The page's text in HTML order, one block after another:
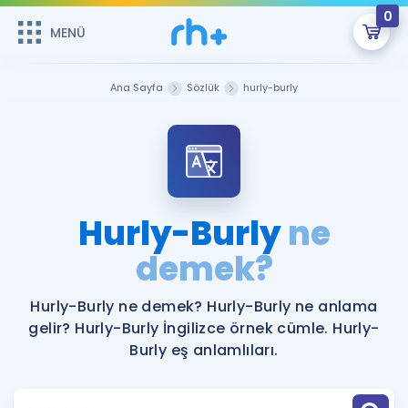
MENÜ
0
Şifremi Hatırlamıyorum
Sepetin Şu An Boş.
Remzi Hoca ile seni sınava hazırlayacak onlarca eğitim seni
bekliyor!
MENÜ
Katılımcı Görüşleri
Faydalı Araçlar
Ücretsiz Kaynaklar
İngilizce Gramer
Ana Sayfa Sözlük hurly-burly
Hurly-Burlyne
demek?
Hurly-Burly ne demek? Hurly-Burly ne anlama
gelir? Hurly-Burly İngilizce örnek cümle. Hurly-
Burly eş anlamlıları.